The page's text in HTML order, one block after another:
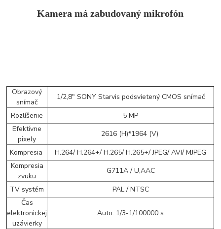
Kamera má zabudovaný mikrofón
Obrazový
snímač
1/2,8" SONY Starvis podsvietený CMOS snímač
Rozlíšenie
5 MP
Efektívne
pixely
2616 (H)*1964 (V)
Kompresia
H.264/ H.264+/ H.265/ H.265+/ JPEG/ AVI/ MJPEG
Kompresia
zvuku
G711A / U,AAC
TV systém
PAL / NTSC
Čas
elektronickej
uzávierky
Auto: 1/3-1/100000 s